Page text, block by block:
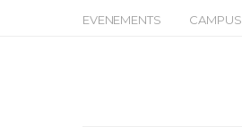
EVENEMENTS CAMPUS